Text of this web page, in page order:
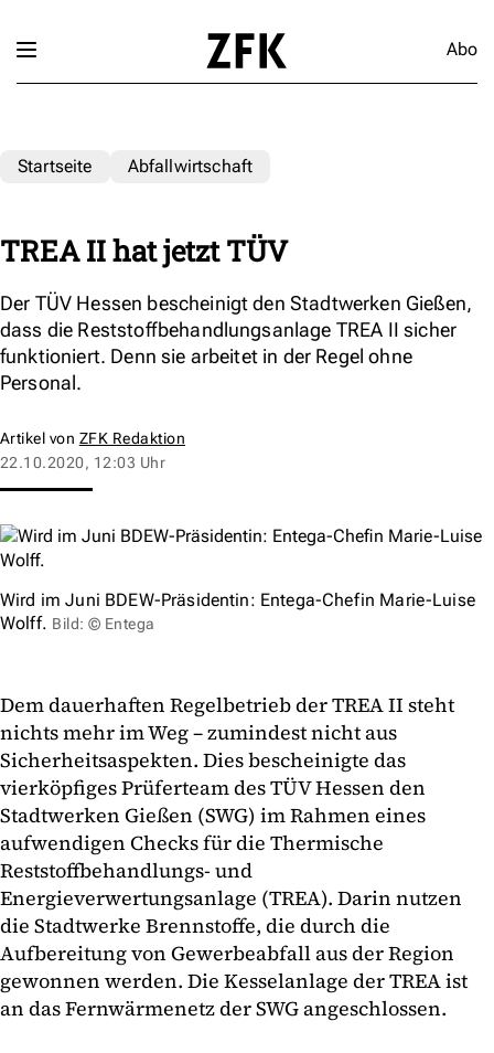
Abo
Startseite Abfallwirtschaft
TREA II hat jetzt TÜV
Der TÜV Hessen bescheinigt den Stadtwerken Gießen,
dass die Reststoffbehandlungsanlage TREA II sicher
funktioniert. Denn sie arbeitet in der Regel ohne
Personal.
Artikel von ZFK Redaktion
22.10.2020, 12:03 Uhr
Wird im Juni BDEW-Präsidentin: Entega-Chefin Marie-Luise
Wolff. Bild: © Entega
Dem dauerhaften Regelbetrieb der TREA II steht
nichts mehr im Weg – zumindest nicht aus
Sicherheitsaspekten. Dies bescheinigte das
vierköpfiges Prüferteam des TÜV Hessen den
Stadtwerken Gießen (SWG) im Rahmen eines
aufwendigen Checks für die Thermische
Reststoffbehandlungs- und
Energieverwertungsanlage (TREA). Darin nutzen
die Stadtwerke Brennstoffe, die durch die
Aufbereitung von Gewerbeabfall aus der Region
gewonnen werden. Die Kesselanlage der TREA ist
an das Fernwärmenetz der SWG angeschlossen.